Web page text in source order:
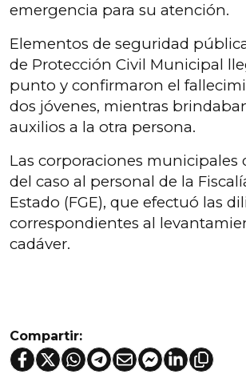
emergencia para su atención.
Elementos de seguridad
de Protección Civil Municipal
punto y confirmaron el
dos jóvenes, mientras
auxilios a la otra persona.
Las corporaciones municipales
del caso al personal de la
Estado (FGE), que efectuó las
correspondientes al
cadáver.
Compartir: